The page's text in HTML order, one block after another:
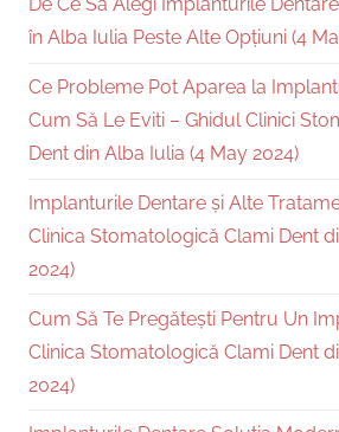
De Ce Să Alegi Implanturile
în Alba Iulia Peste Alte Opțiuni (4
Ce Probleme Pot Aparea la
Cum Să Le Eviti – Ghidul Clinici
Dent din Alba Iulia (4 May 2024)
Implanturile Dentare și Alte
Clinica Stomatologică Clami Dent
2024)
Cum Să Te Pregătești Pentru Un
Clinica Stomatologică Clami Dent
2024)